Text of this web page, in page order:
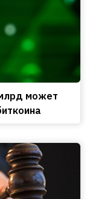
может